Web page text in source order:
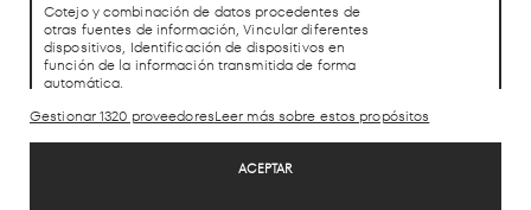
Cotejo y combinación de datos procedentes de
otras fuentes de información, Vincular diferentes
dispositivos, Identificación de dispositivos en
función de la información transmitida de forma
automática.
Utilizar datos de localización geográfica precisa, Identificar los
dispositivos en función de la información solicitada
Gestionar 1320 proveedoresLeer más sobre estos propósitos
ACEPTAR
LAB theCLUB
Aviso Legal
Política de Privacidad